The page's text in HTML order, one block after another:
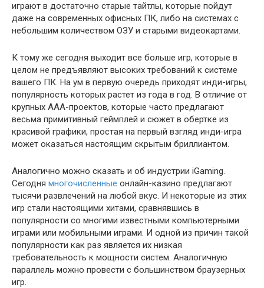
играют в достаточно старые тайтлы, которые пойдут
даже на современных офисных ПК, либо на системах с
небольшим количеством ОЗУ и старыми видеокартами.
К тому же сегодня выходит все больше игр, которые в
целом не предъявляют высоких требований к системе
вашего ПК. На ум в первую очередь приходят инди-игры,
популярность которых растет из года в год. В отличие от
крупных ААА-проектов, которые часто предлагают
весьма примитивный геймплей и сюжет в обертке из
красивой графики, простая на первый взгляд инди-игра
может оказаться настоящим скрытым бриллиантом.
Аналогично можно сказать и об индустрии iGaming.
Сегодня многочисленные онлайн-казино предлагают
тысячи развлечений на любой вкус. И некоторые из этих
игр стали настоящими хитами, сравнявшись в
популярности со многими известными компьютерными
играми или мобильными играми. И одной из причин такой
популярности как раз является их низкая
требовательность к мощности систем. Аналогичную
параллель можно провести с большинством браузерных
игр.